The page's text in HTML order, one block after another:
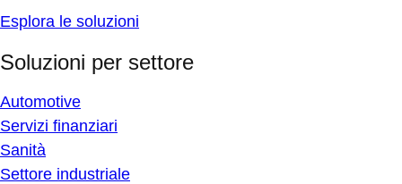
Esplora le soluzioni
Soluzioni per settore
Automotive
Servizi finanziari
Sanità
Settore industriale